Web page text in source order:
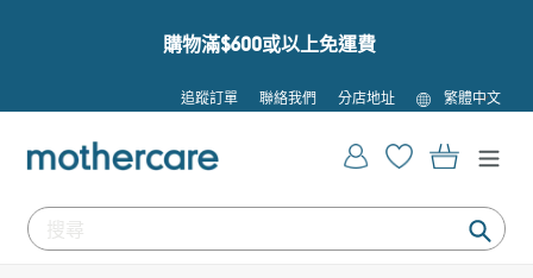
購物滿$600或以上免運費
追蹤訂單 聯絡我們 分店地址
語
言
繁體中文
提
登入 購物車